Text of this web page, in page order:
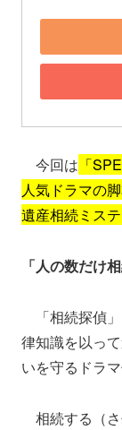
今回は 「
人気ドラマの
遺産相続ミス
「人の数だけ
「相続探偵
律知識を以っ
いを守るドラ
相続する（